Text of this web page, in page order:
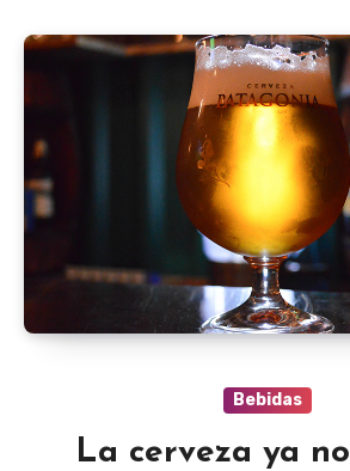
Bebidas
La cerveza ya